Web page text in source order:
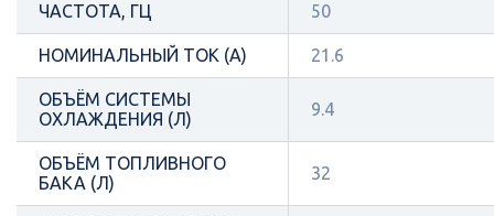
ЧАСТОТА, ГЦ 50
НОМИНАЛЬНЫЙ ТОК (А) 21.6
ОБЪЁМ СИСТЕМЫ
ОХЛАЖДЕНИЯ (Л)
9.4
ОБЪЁМ ТОПЛИВНОГО
БАКА (Л)
32